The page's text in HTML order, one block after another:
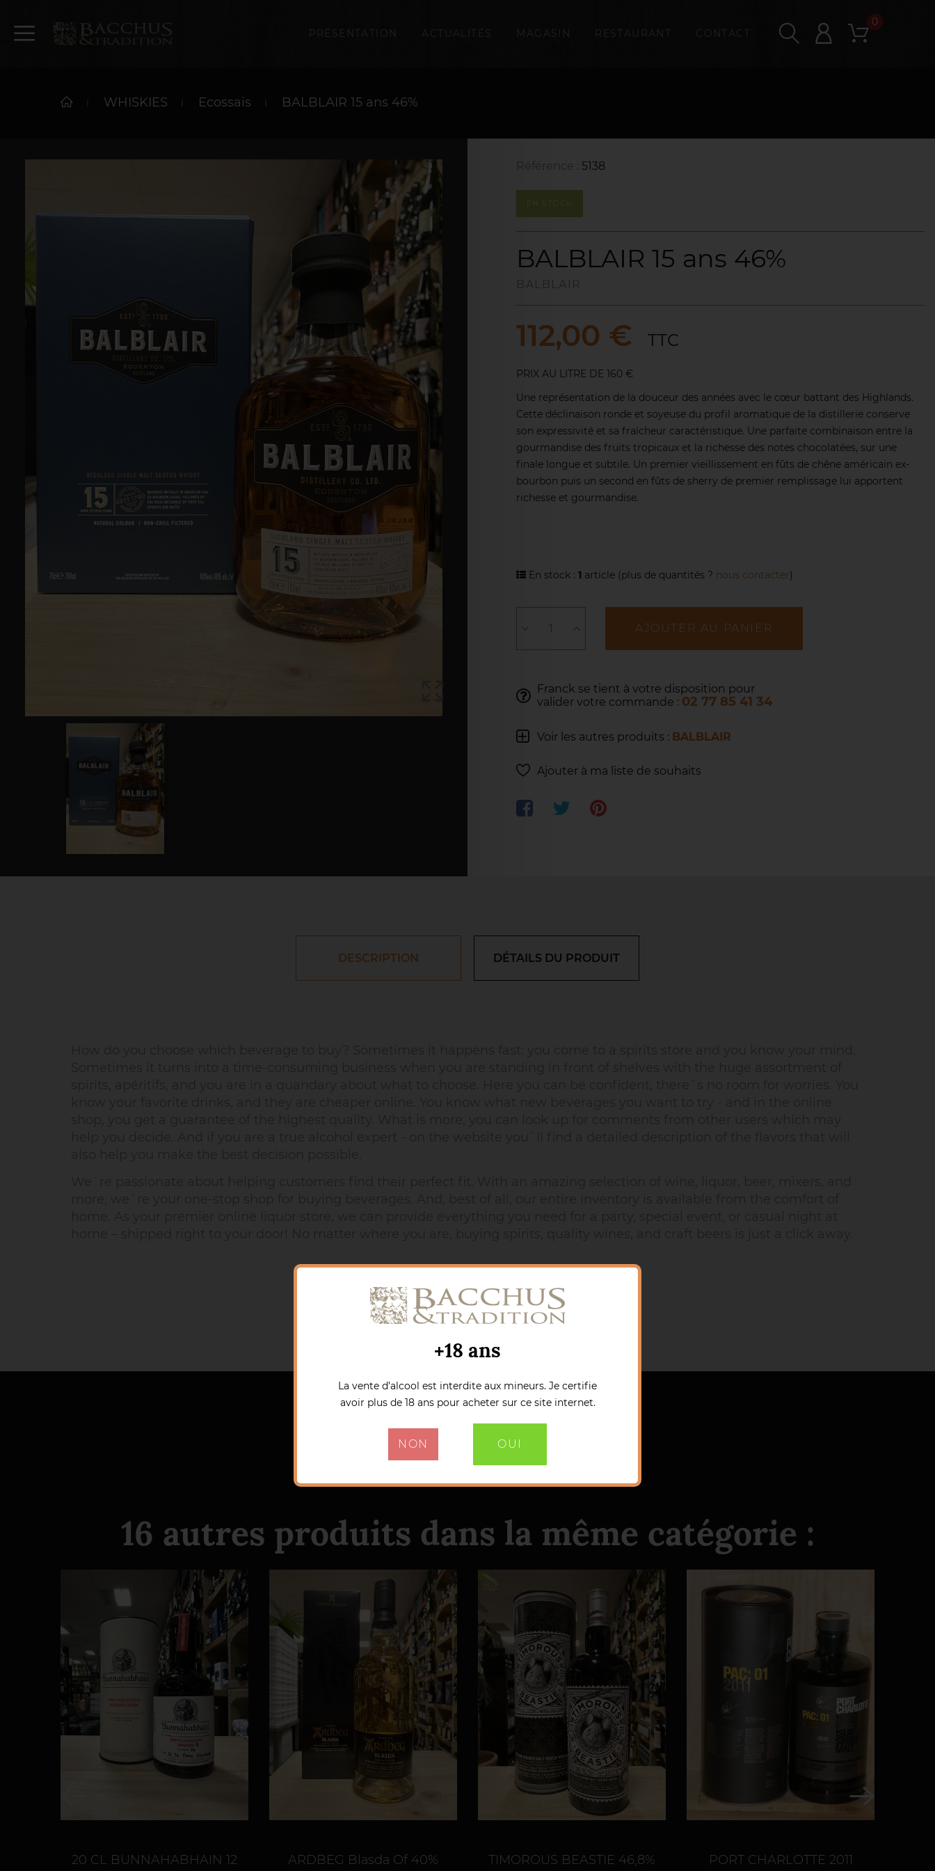
PRÉSENTATION ACTUALITÉS MAGASIN RESTAURANT CONTACT
0
WHISKIES Ecossais BALBLAIR 15 ans 46%
Référence : 5138
EN STOCK
BALBLAIR 15 ans 46%
BALBLAIR
112,00 € TTC
PRIX AU LITRE DE 160 €
Une représentation de la douceur des années avec le cœur battant des Highlands.
Cette déclinaison ronde et soyeuse du profil aromatique de la distillerie conserve
son expressivité et sa fraîcheur caractéristique. Une parfaite combinaison entre la
gourmandise des fruits tropicaux et la richesse des notes chocolatées, sur une
finale longue et subtile. Un premier vieillissement en fûts de chêne américain ex-
bourbon puis un second en fûts de sherry de premier remplissage lui apportent
richesse et gourmandise.
En stock : 1 article (plus de quantités ? nous contacter)
AJOUTER AU PANIER
Franck se tient à votre disposition pour
valider votre commande : 02 77 85 41 34
Voir les autres produits : BALBLAIR
Ajouter à ma liste de souhaits
DESCRIPTION DÉTAILS DU PRODUIT
16 autres produits dans la même catégorie :
20 CL BUNNAHABHAIN 12
ARDBEG Blasda Of 40% TIMOROUS BEASTIE 46,8%
PORT CHARLOTTE 2011
+18 ans
La vente d’alcool est interdite aux mineurs. Je certifie
avoir plus de 18 ans pour acheter sur ce site internet.
NON OUI